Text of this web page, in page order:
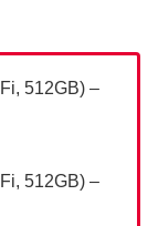
512GB) –
512GB) –